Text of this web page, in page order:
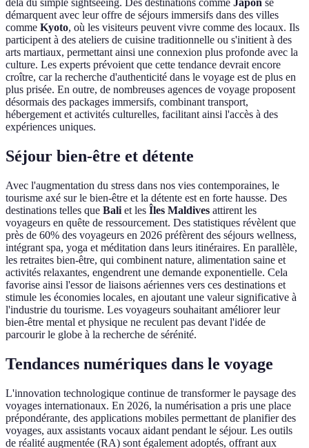
delà du simple sightseeing. Des destinations comme Japon se
démarquent avec leur offre de séjours immersifs dans des villes
comme Kyoto, où les visiteurs peuvent vivre comme des locaux. Ils
participent à des ateliers de cuisine traditionnelle ou s'initient à des
arts martiaux, permettant ainsi une connexion plus profonde avec la
culture. Les experts prévoient que cette tendance devrait encore
croître, car la recherche d'authenticité dans le voyage est de plus en
plus prisée. En outre, de nombreuses agences de voyage proposent
désormais des packages immersifs, combinant transport,
hébergement et activités culturelles, facilitant ainsi l'accès à des
expériences uniques.
Séjour bien-être et détente
Avec l'augmentation du stress dans nos vies contemporaines, le
tourisme axé sur le bien-être et la détente est en forte hausse. Des
destinations telles que Bali et les Îles Maldives attirent les
voyageurs en quête de ressourcement. Des statistiques révèlent que
près de 60% des voyageurs en 2026 préfèrent des séjours wellness,
intégrant spa, yoga et méditation dans leurs itinéraires. En parallèle,
les retraites bien-être, qui combinent nature, alimentation saine et
activités relaxantes, engendrent une demande exponentielle. Cela
favorise ainsi l'essor de liaisons aériennes vers ces destinations et
stimule les économies locales, en ajoutant une valeur significative à
l'industrie du tourisme. Les voyageurs souhaitant améliorer leur
bien-être mental et physique ne reculent pas devant l'idée de
parcourir le globe à la recherche de sérénité.
Tendances numériques dans le voyage
L'innovation technologique continue de transformer le paysage des
voyages internationaux. En 2026, la numérisation a pris une place
prépondérante, des applications mobiles permettant de planifier des
voyages, aux assistants vocaux aidant pendant le séjour. Les outils
de réalité augmentée (RA) sont également adoptés, offrant aux